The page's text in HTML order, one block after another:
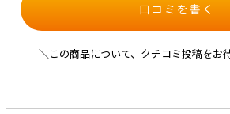
口コミを書く
＼この商品について、クチコミ投稿をお